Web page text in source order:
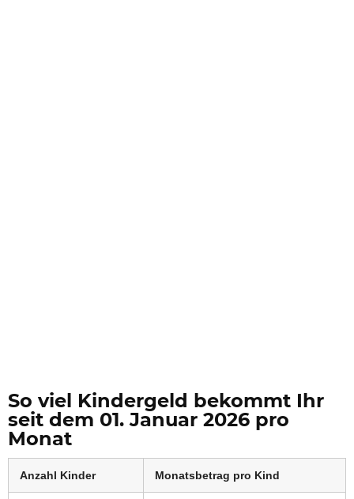
So viel Kindergeld bekommt Ihr
seit dem 01. Januar 2026 pro
Monat
Anzahl Kinder Monatsbetrag pro Kind